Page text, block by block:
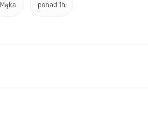
Mąka ponad 1h